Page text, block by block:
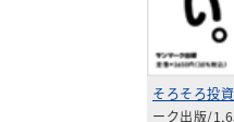
そろそろ投
ーク出版/